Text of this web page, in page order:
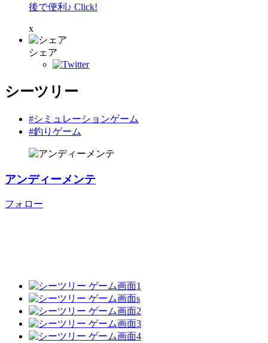
後で便利♪ Click!
x
シェア
シーツリー
#シミュレーションゲーム
#釣りゲーム
アンディーメンテ
フォロー